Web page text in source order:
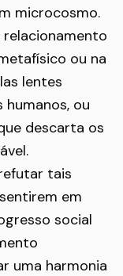
microcosmo.
ou na
lentes
ou
descarta os
tais
em
social
uma harmonia